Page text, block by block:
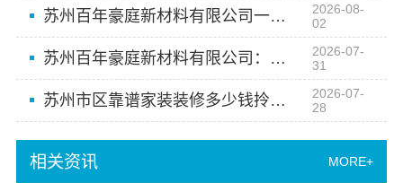
苏州百年豪庭新材料有限公司一站式毛坯房装修
2026-08-
02
苏州百年豪庭新材料有限公司：苏州市区专业家装服务报价老房翻新
2026-07-
31
苏州市区靠谱家装装修多少钱拎包入住？百年豪庭新材料有限公司透明报价
2026-07-
28
相关资讯 MORE+